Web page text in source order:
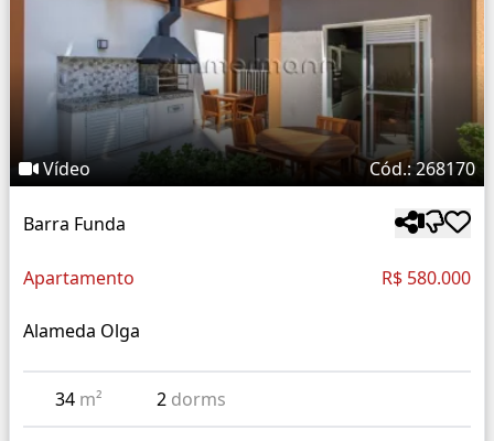
Vídeo Cód.: 268170
Barra Funda
Apartamento R$ 580.000
Alameda Olga
34 m² 2 dorms